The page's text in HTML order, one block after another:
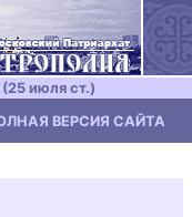
июля ст.)
ВЕРСИЯ САЙТА